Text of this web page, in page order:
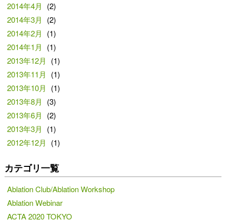
2014年4月
(2)
2014年3月
(2)
2014年2月
(1)
2014年1月
(1)
2013年12月
(1)
2013年11月
(1)
2013年10月
(1)
2013年8月
(3)
2013年6月
(2)
2013年3月
(1)
2012年12月
(1)
カテゴリ一覧
Ablation Club/Ablation Workshop
Ablation Webinar
ACTA 2020 TOKYO